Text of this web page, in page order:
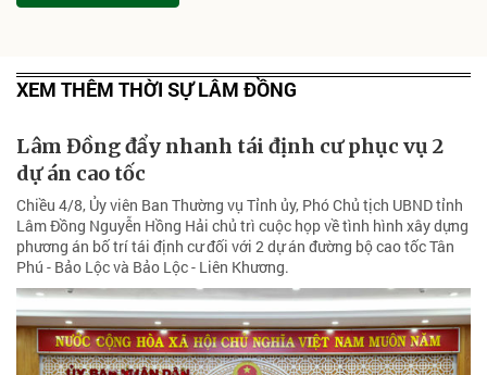
XEM THÊM THỜI SỰ LÂM ĐỒNG
Lâm Đồng đẩy nhanh tái định cư phục vụ 2
dự án cao tốc
Chiều 4/8, Ủy viên Ban Thường vụ Tỉnh ủy, Phó Chủ tịch UBND tỉnh
Lâm Đồng Nguyễn Hồng Hải chủ trì cuộc họp về tình hình xây dựng
phương án bố trí tái định cư đối với 2 dự án đường bộ cao tốc Tân
Phú - Bảo Lộc và Bảo Lộc - Liên Khương.